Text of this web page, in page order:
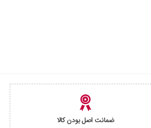
ضمانت اصل بودن کالا